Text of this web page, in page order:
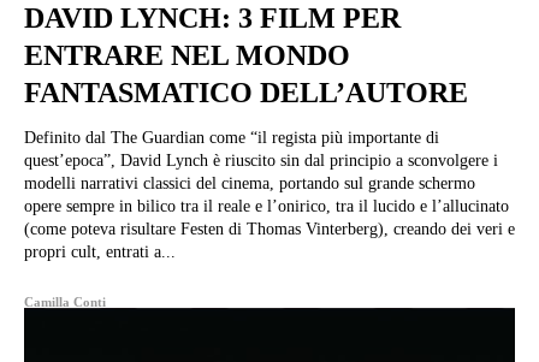
DAVID LYNCH: 3 FILM PER
ENTRARE NEL MONDO
FANTASMATICO DELL’AUTORE
Definito dal The Guardian come “il regista più importante di
quest’epoca”, David Lynch è riuscito sin dal principio a sconvolgere i
modelli narrativi classici del cinema, portando sul grande schermo
opere sempre in bilico tra il reale e l’onirico, tra il lucido e l’allucinato
(come poteva risultare Festen di Thomas Vinterberg), creando dei veri e
propri cult, entrati a...
Camilla Conti